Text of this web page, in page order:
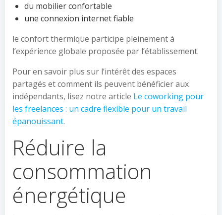
du mobilier confortable
une connexion internet fiable
le confort thermique participe pleinement à
l’expérience globale proposée par l’établissement.
Pour en savoir plus sur l’intérêt des espaces
partagés et comment ils peuvent bénéficier aux
indépendants, lisez notre article Le coworking pour
les freelances : un cadre flexible pour un travail
épanouissant.
Réduire la
consommation
énergétique